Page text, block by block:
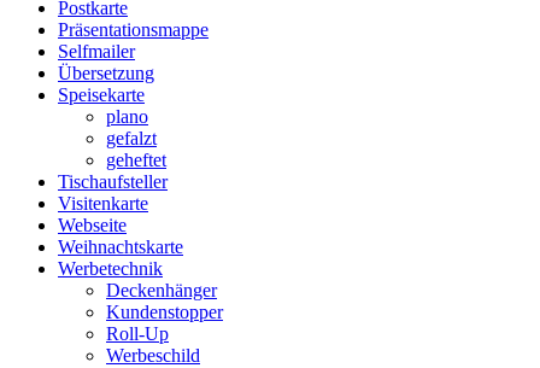
Postkarte
Präsentationsmappe
Selfmailer
Übersetzung
Speisekarte
plano
gefalzt
geheftet
Tischaufsteller
Visitenkarte
Webseite
Weihnachtskarte
Werbetechnik
Deckenhänger
Kundenstopper
Roll-Up
Werbeschild